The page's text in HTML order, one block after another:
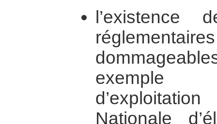
exemple
Nationale